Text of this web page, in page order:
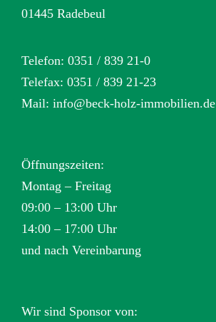
01445 Radebeul
Telefon: 0351 / 839 21-0
Telefax: 0351 / 839 21-23
Mail: info@beck-holz-immobilien.de
Öffnungszeiten:
Montag – Freitag
09:00 – 13:00 Uhr
14:00 – 17:00 Uhr
und nach Vereinbarung
Wir sind Sponsor von: